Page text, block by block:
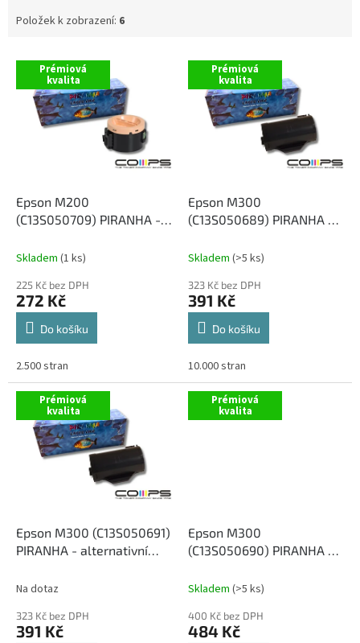
Položek k zobrazení: 6
V
Prémiová
kvalita
Epson M200
(C13S050709) PIRANHA -
500 kopií
Skladem (1 ks)
225 Kč bez DPH
272 Kč
Do košíku
2.500 stran
Prémiová
kvalita
Epson M300
(C13S050689) PIRANHA -
000 kopií
Skladem (>5 ks)
323 Kč bez DPH
391 Kč
Do košíku
10.000 stran
Prémiová
kvalita
Epson M300 (C13S050691)
PIRANHA - alternativní
Na dotaz
323 Kč bez DPH
391 Kč
Prémiová
kvalita
Epson M300
(C13S050690) PIRANHA -
700 kopií
Skladem (>5 ks)
400 Kč bez DPH
484 Kč